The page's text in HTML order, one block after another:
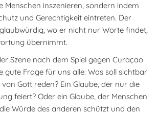
Menschen inszenieren, sondern indem
und Gerechtigkeit eintreten. Der
wo er nicht nur Worte findet,
übernimmt.
Szene nach dem Spiel gegen Curaçao
gute Frage für uns alle: Was soll sichtbar
Gott reden? Ein Glaube, der nur die
feiert? Oder ein Glaube, der Menschen
Würde des anderen schützt und den